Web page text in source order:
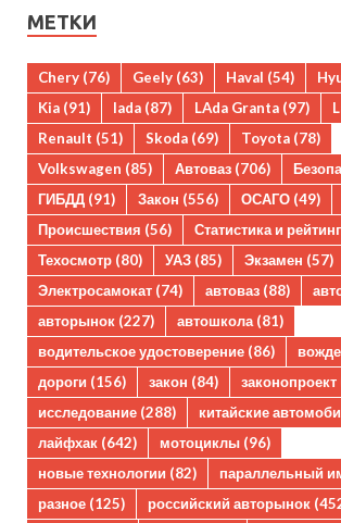
МЕТКИ
Chery (76) Geely (63) Haval (54)
Kia (91) lada (87) LAda Granta (97)
Renault (51) Skoda (69) Toyota (78)
Volkswagen (85) Автоваз (706)
ГИБДД (91) Закон (556) ОСАГО (49)
Происшествия (56) Статистика и
Техосмотр (80) УАЗ (85) Экзамен (57)
Электросамокат (74) автоваз (88)
авторынок (227) автошкола (81)
водительское удостоверение (86)
дороги (156) закон (84) законопроект
исследование (288) китайские
лайфхак (642) мотоциклы (96)
новые технологии (82) параллельный
разное (125) российский авторынок